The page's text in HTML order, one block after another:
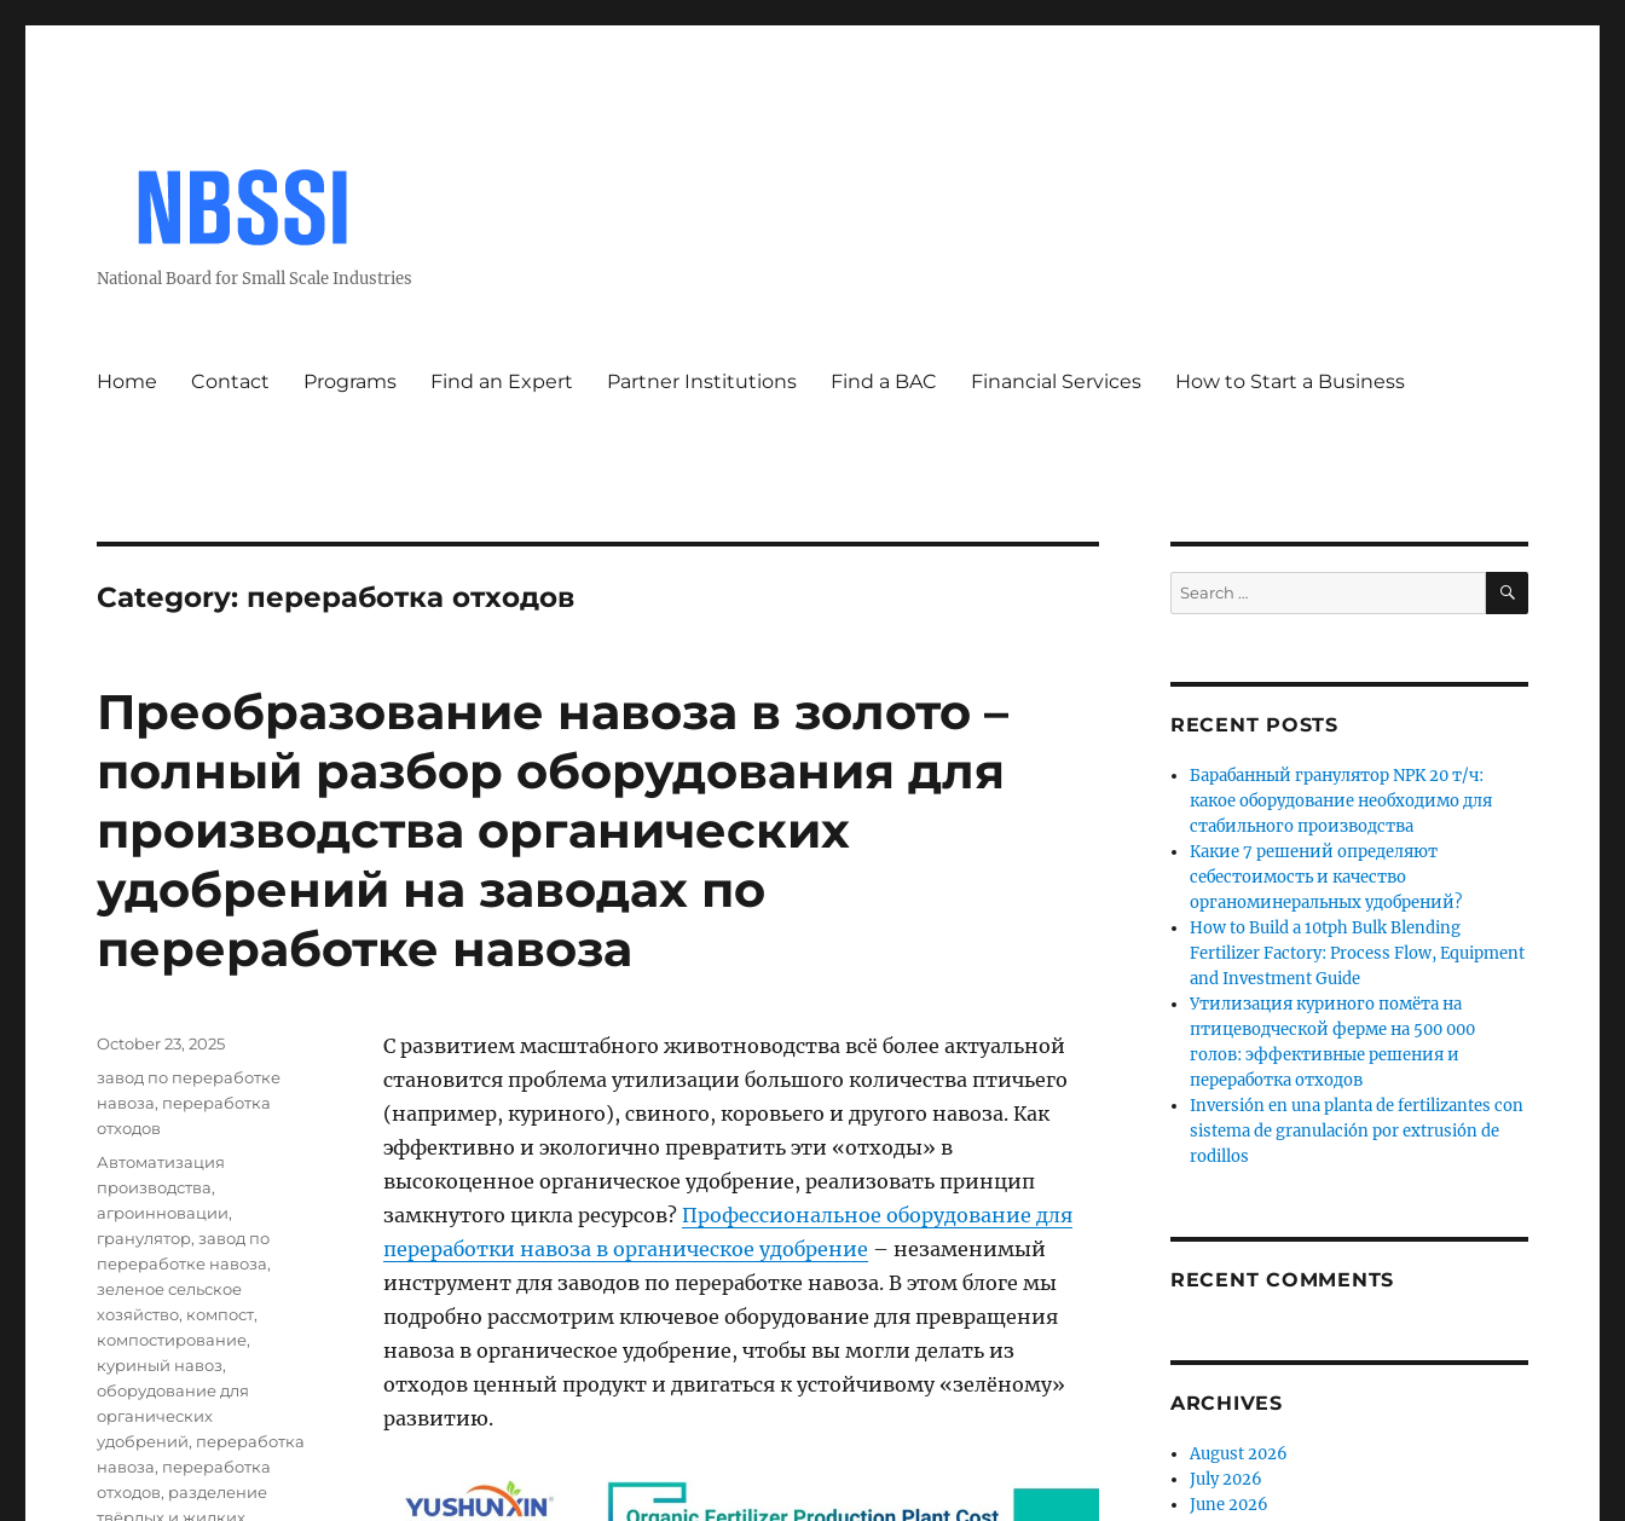
National Board for Small Scale Industries
Home Contact Programs Find an Expert Partner Institutions Find a BAC Financial Services How to Start a Business
Category: переработка отходов
Преобразование навоза в золото –
полный разбор оборудования для
производства органических
удобрений на заводах по
переработке навоза
С развитием масштабного животноводства всё более актуальной
становится проблема утилизации большого количества птичьего
(например, куриного), свиного, коровьего и другого навоза. Как
эффективно и экологично превратить эти «отходы» в
высокоценное органическое удобрение, реализовать принцип
замкнутого цикла ресурсов? Профессиональное оборудование для
переработки навоза в органическое удобрение – незаменимый
инструмент для заводов по переработке навоза. В этом блоге мы
подробно рассмотрим ключевое оборудование для превращения
навоза в органическое удобрение, чтобы вы могли делать из
отходов ценный продукт и двигаться к устойчивому «зелёному»
развитию.
Posted
October 23, 2025
Categories
завод по переработке
навоза, переработка
отходов
Tags
Автоматизация
производства,
агроинновации,
гранулятор,завод по
переработке навоза,
зеленое сельское
хозяйство, компост,
компостирование,
куриный навоз,
оборудование для
органических
удобрений, переработка
навоза, переработка
отходов, разделение
Search
for:
SEARCH
RECENT POSTS
Барабанный гранулятор NPK 20 т/ч:
какое оборудование необходимо для
стабильного производства
Какие 7 решений определяют
себестоимость и качество
органоминеральных удобрений?
How to Build a 10tph Bulk Blending
Fertilizer Factory: Process Flow, Equipment
and Investment Guide
Утилизация куриного помёта на
птицеводческой ферме на 500 000
голов: эффективные решения и
переработка отходов
Inversión en una planta de fertilizantes con
sistema de granulación por extrusión de
rodillos
RECENT COMMENTS
ARCHIVES
August 2026
July 2026
June 2026